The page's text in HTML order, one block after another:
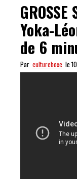
Yoka-
de 6
Par cultureboxe le